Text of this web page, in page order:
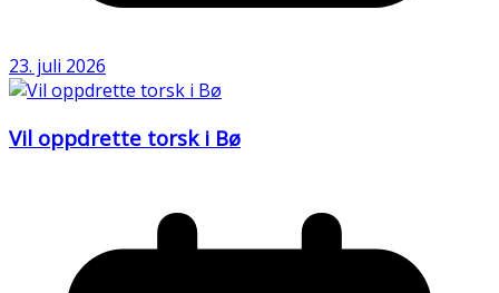
23. juli 2026
Vil oppdrette torsk i Bø